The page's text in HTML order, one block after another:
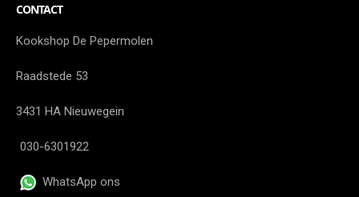
CONTACT
Kookshop De Pepermolen
Raadstede 53
3431 HA Nieuwegein
030-6301922
WhatsApp ons